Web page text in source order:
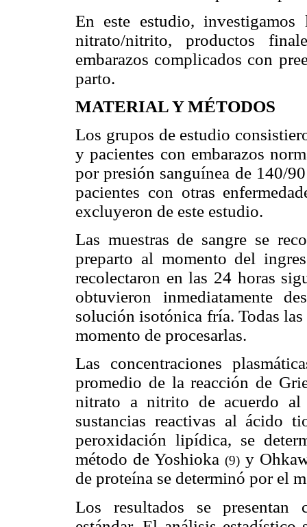
En este estudio,
nitrato/nitrito, productos
embarazos complicados con
parto.
MATERIAL Y MÉTODOS
Los grupos de estudio
y pacientes con embarazos
por presión sanguínea de 140/
pacientes con otras
excluyeron de este estudio.
Las muestras de sangre se
preparto al momento del
recolectaron en las 24 horas
obtuvieron inmediatamente
solución isotónica fría. Todas las
momento de procesarlas.
Las concentraciones
promedio de la reacción de
nitrato a nitrito de acuerdo
sustancias reactivas al ácido
peroxidación lipídica, se
método de Yoshioka (9) y
de proteína se determinó por el
Los resultados se presentan